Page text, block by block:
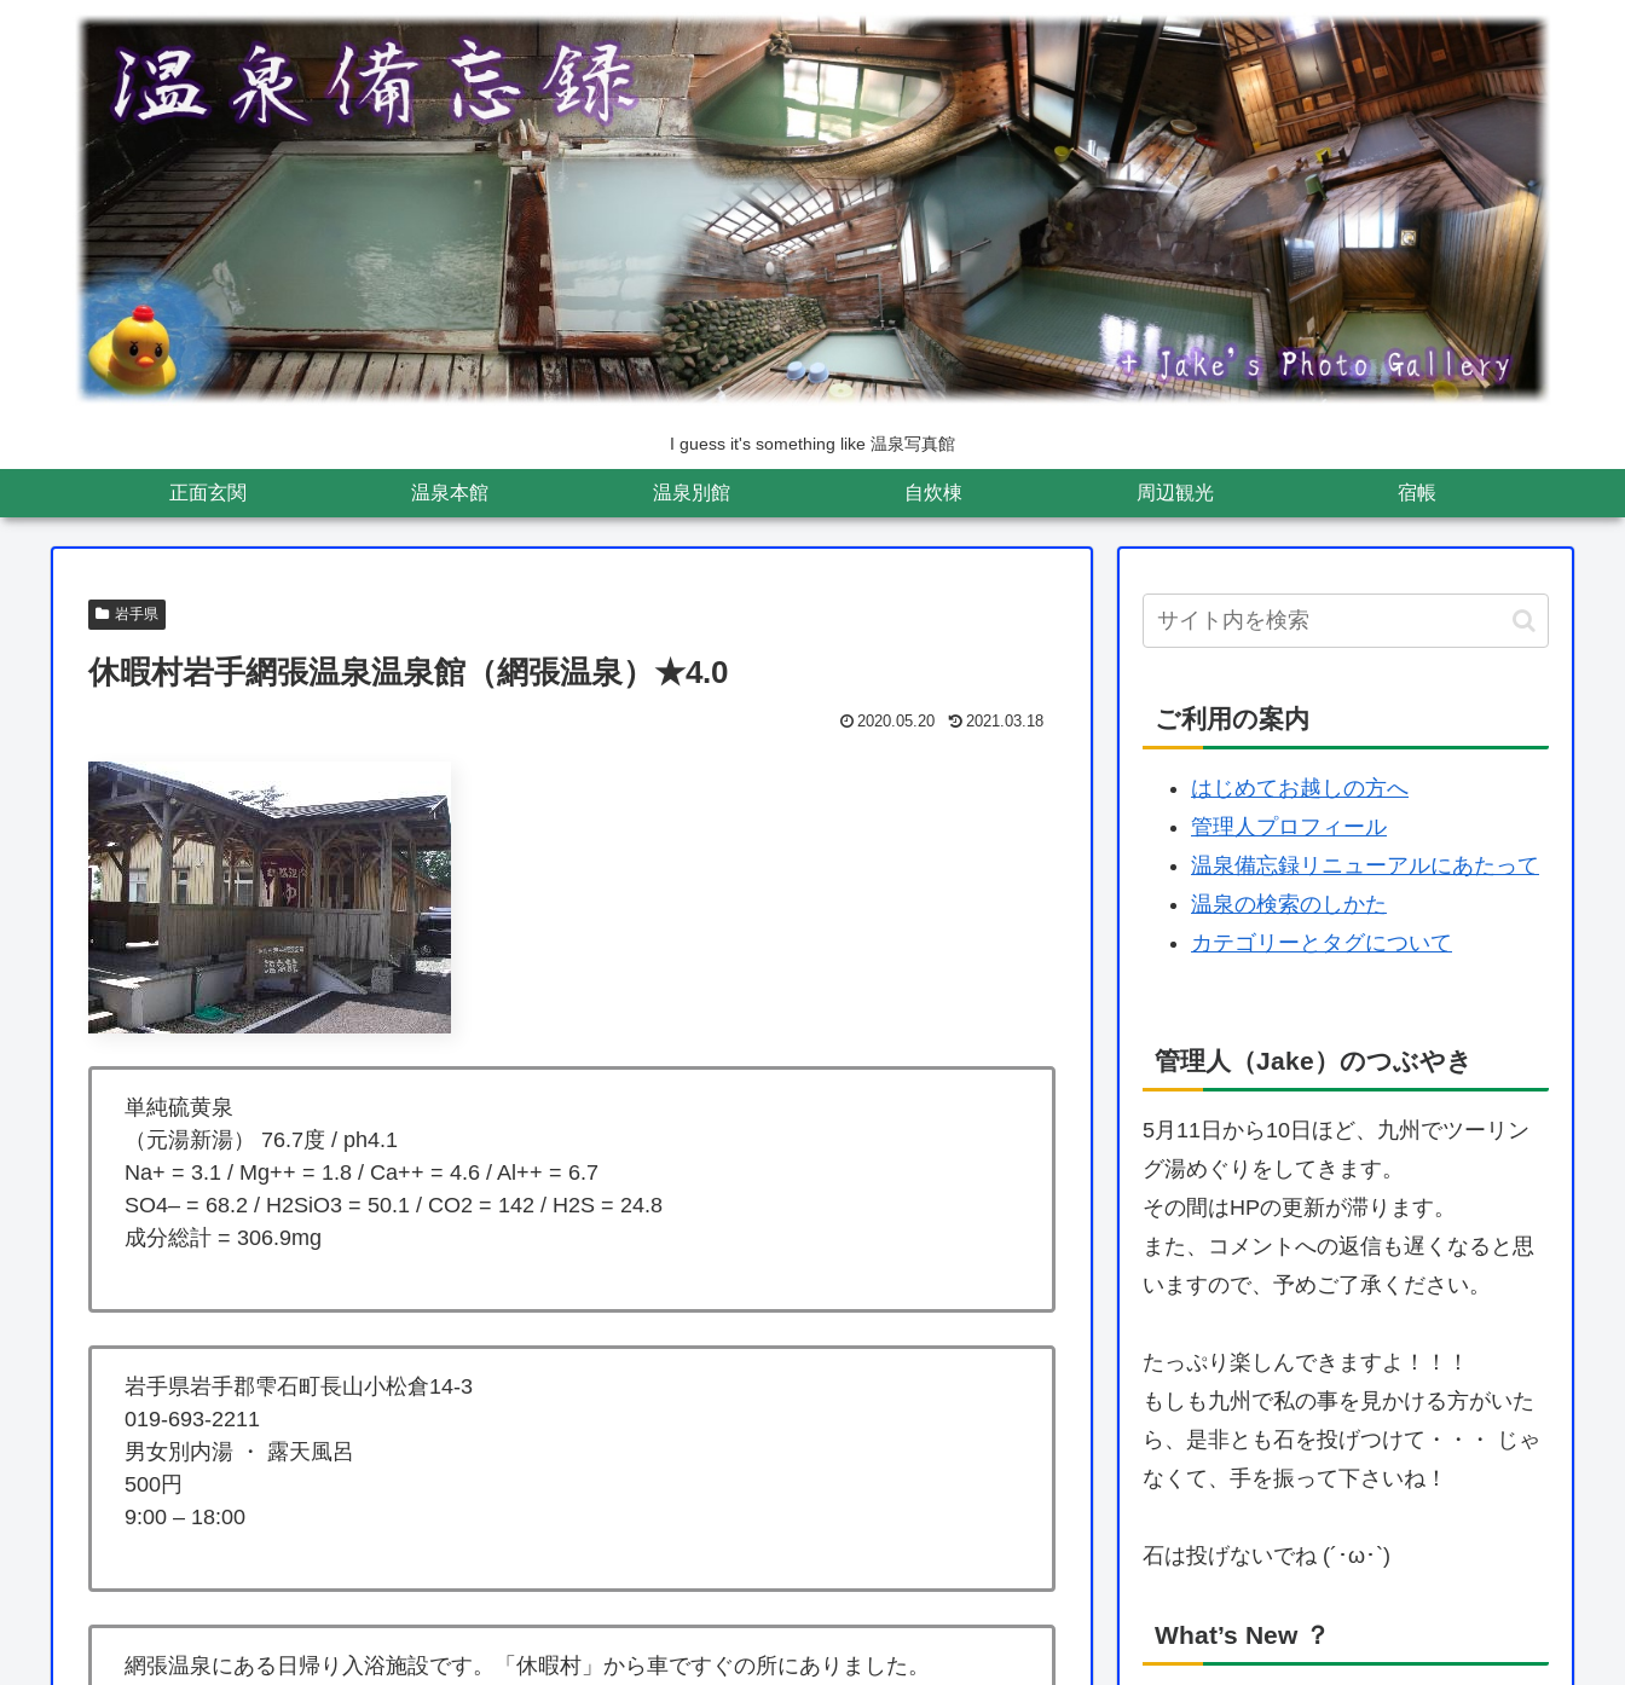
I guess it's something like 温泉写真館
正面玄関 温泉本館 温泉別館 自炊棟 周辺観光 宿帳
岩手県
休暇村岩手網張温泉温泉館（網張温泉）★4.0
2020.05.20 2021.03.18
単純硫黄泉
（元湯新湯） 76.7度 / ph4.1
Na+ = 3.1 / Mg++ = 1.8 / Ca++ = 4.6 / Al++ = 6.7
SO4– = 68.2 / H2SiO3 = 50.1 / CO2 = 142 / H2S = 24.8
成分総計 = 306.9mg
岩手県岩手郡雫石町長山小松倉14-3
019-693-2211
男女別内湯 ・ 露天風呂
500円
9:00 – 18:00
網張温泉にある日帰り入浴施設です。「休暇村」から車ですぐの所にありました。
ご利用の案内
はじめてお越しの方へ
管理人プロフィール
温泉備忘録リニューアルにあたって
温泉の検索のしかた
カテゴリーとタグについて
管理人（Jake）のつぶやき
5月11日から10日ほど、九州でツーリン
グ湯めぐりをしてきます。
その間はHPの更新が滞ります。
また、コメントへの返信も遅くなると思
いますので、予めご了承ください。
たっぷり楽しんできますよ！！！
もしも九州で私の事を見かける方がいた
ら、是非とも石を投げつけて・・・ じゃ
なくて、手を振って下さいね！
石は投げないでね (´･ω･`)
What’s New ？